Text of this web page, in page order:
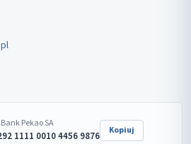
Pekao SA
1111 0010 4456 9876 Kopiuj